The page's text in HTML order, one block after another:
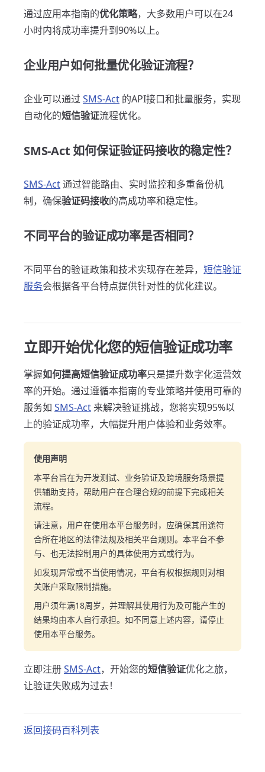
通过应用本指南的优化策略，大多数用户可以在24
小时内将成功率提升到90%以上。
企业用户如何批量优化验证流程？
企业可以通过 SMS-Act 的API接口和批量服务，实现
自动化的短信验证流程优化。
SMS-Act 如何保证验证码接收的稳定性？
SMS-Act通过智能路由、实时监控和多重备份机
制，确保验证码接收的高成功率和稳定性。
不同平台的验证成功率是否相同？
不同平台的验证政策和技术实现存在差异， 短信验证
服务会根据各平台特点提供针对性的优化建议。
立即开始优化您的短信验证成功率
掌握如何提高短信验证成功率只是提升数字化运营效
率的开始。通过遵循本指南的专业策略并使用可靠的
服务如 SMS-Act 来解决验证挑战，您将实现95%以
上的验证成功率，大幅提升用户体验和业务效率。
使用声明
本平台旨在为开发测试、业务验证及跨境服务场景提
供辅助支持，帮助用户在合理合规的前提下完成相关
流程。
请注意，用户在使用本平台服务时，应确保其用途符
合所在地区的法律法规及相关平台规则。本平台不参
与、也无法控制用户的具体使用方式或行为。
如发现异常或不当使用情况，平台有权根据规则对相
关账户采取限制措施。
用户须年满18周岁，并理解其使用行为及可能产生的
结果均由本人自行承担。如不同意上述内容，请停止
使用本平台服务。
立即注册SMS-Act，开始您的短信验证优化之旅，
让验证失败成为过去！
返回接码百科列表